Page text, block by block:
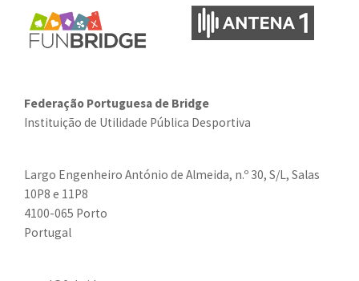
Federação Portuguesa de Bridge
Instituição de Utilidade Pública Desportiva
Largo Engenheiro António de Almeida, n.º 30, S/L, Salas
10P8 e 11P8
4100-065 Porto
Portugal